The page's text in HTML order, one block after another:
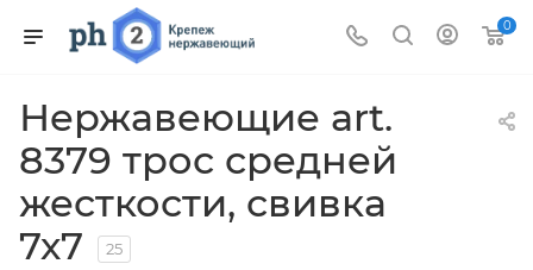
0
Нержавеющие art.
8379 трос средней
жесткости, свивка
7х7
25